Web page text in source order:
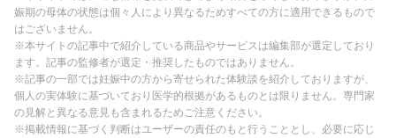
娠期の母体の状態は個々人により異なるためすべての方に適用できるもので
はございません。
※本サイトの記事中で紹介している商品やサービスは編集部が選定しており
ます。記事の監修者が選定・推奨したものではありません。
※記事の一部では妊娠中の方から寄せられた体験談を紹介しておりますが、
個人の実体験に基づいており医学的根拠があるものとは限りません。専門家
の見解と異なる意見も含まれるためご注意ください。
※掲載情報に基づく判断はユーザーの責任のもと行うこととし、必要に応じ